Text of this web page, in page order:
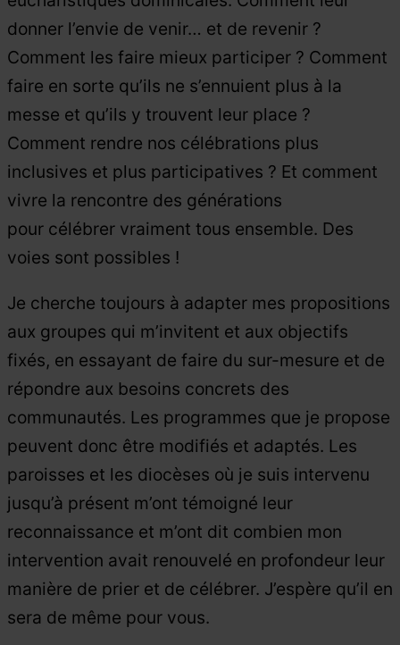
donner l’envie de venir… et de revenir ?
Comment les faire mieux participer ? Comment
faire en sorte qu’ils ne s’ennuient plus à la
messe et qu’ils y trouvent leur place ?
Comment rendre nos célébrations plus
inclusives et plus participatives ? Et comment
vivre la rencontre des générations
pour célébrer vraiment tous ensemble. Des
voies sont possibles !
Je cherche toujours à adapter mes propositions
aux groupes qui m’invitent et aux objectifs
fixés, en essayant de faire du sur-mesure et de
répondre aux besoins concrets des
communautés. Les programmes que je propose
peuvent donc être modifiés et adaptés. Les
paroisses et les diocèses où je suis intervenu
jusqu’à présent m’ont témoigné leur
reconnaissance et m’ont dit combien mon
intervention avait renouvelé en profondeur leur
manière de prier et de célébrer. J’espère qu’il en
sera de même pour vous.